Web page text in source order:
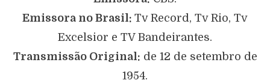
Emissora no Brasil: Tv Record, Tv Rio, Tv
Excelsior e TV Bandeirantes.
Transmissão Original: de 12 de setembro de
1954.